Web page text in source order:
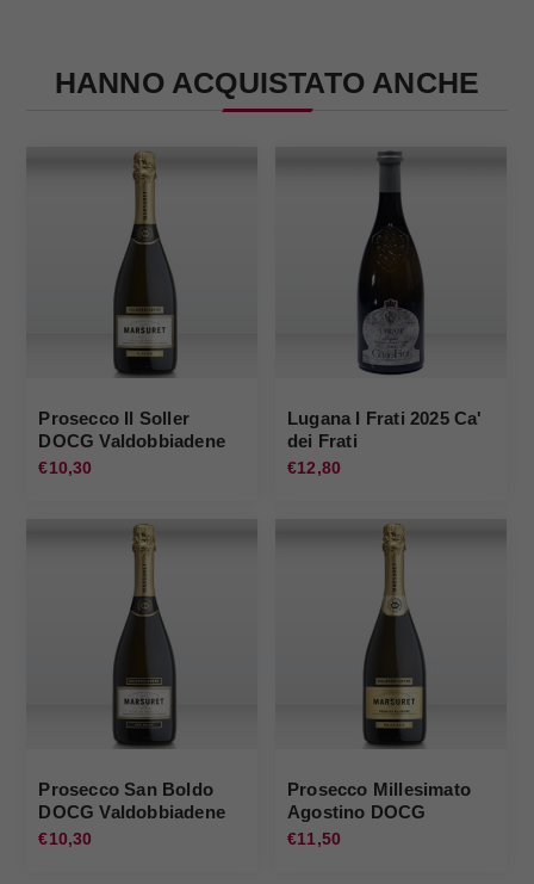
HANNO ACQUISTATO ANCHE
Prosecco Il Soller
DOCG Valdobbiadene
Extra Dry s.a. Marsuret
€10,30
Lugana I Frati 2025 Ca'
dei Frati
€12,80
Prosecco San Boldo
DOCG Valdobbiadene
Brut s.a. Marsuret
€10,30
Prosecco Millesimato
Agostino DOCG
Valdobbiadene 2019
€11,50